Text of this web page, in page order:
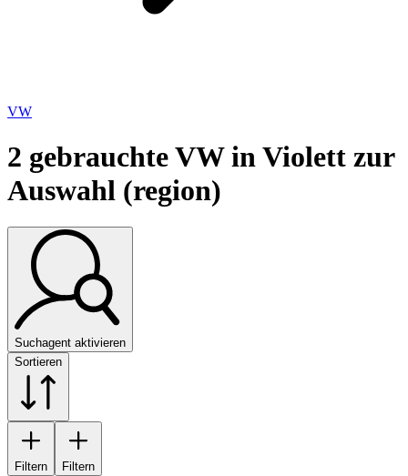
VW
2 gebrauchte VW in Violett zur
Auswahl (region)
Suchagent aktivieren
Sortieren
Filtern Filtern